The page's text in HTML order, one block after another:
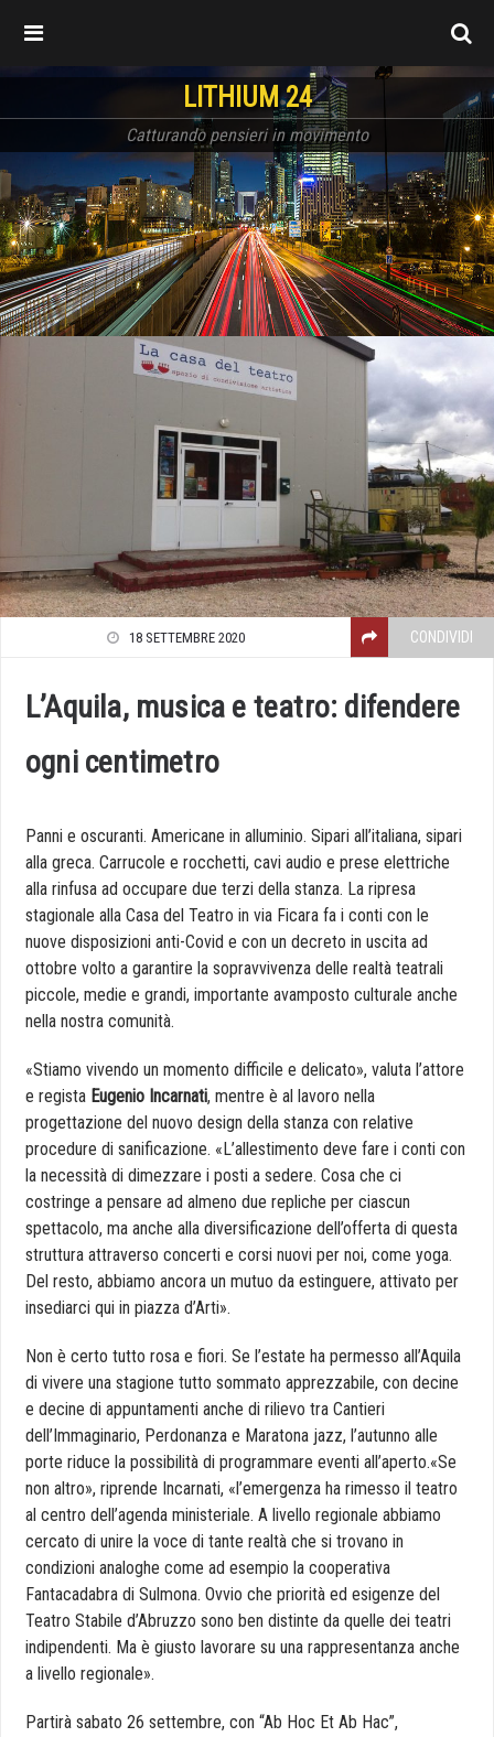
LITHIUM 24
Catturando pensieri in movimento
18 SETTEMBRE 2020 CONDIVIDI
L’Aquila, musica e teatro: difendere
ogni centimetro
Panni e oscuranti. Americane in alluminio. Sipari all’italiana, sipari
alla greca. Carrucole e rocchetti, cavi audio e prese elettriche
alla rinfusa ad occupare due terzi della stanza. La ripresa
stagionale alla Casa del Teatro in via Ficara fa i conti con le
nuove disposizioni anti-Covid e con un decreto in uscita ad
ottobre volto a garantire la sopravvivenza delle realtà teatrali
piccole, medie e grandi, importante avamposto culturale anche
nella nostra comunità.
«Stiamo vivendo un momento difficile e delicato», valuta l’attore
e regista Eugenio Incarnati, mentre è al lavoro nella
progettazione del nuovo design della stanza con relative
procedure di sanificazione. «L’allestimento deve fare i conti con
la necessità di dimezzare i posti a sedere. Cosa che ci
costringe a pensare ad almeno due repliche per ciascun
spettacolo, ma anche alla diversificazione dell’offerta di questa
struttura attraverso concerti e corsi nuovi per noi, come yoga.
Del resto, abbiamo ancora un mutuo da estinguere, attivato per
insediarci qui in piazza d’Arti».
Non è certo tutto rosa e fiori. Se l’estate ha permesso all’Aquila
di vivere una stagione tutto sommato apprezzabile, con decine
e decine di appuntamenti anche di rilievo tra Cantieri
dell’Immaginario, Perdonanza e Maratona jazz, l’autunno alle
porte riduce la possibilità di programmare eventi all’aperto.«Se
non altro», riprende Incarnati, «l’emergenza ha rimesso il teatro
al centro dell’agenda ministeriale. A livello regionale abbiamo
cercato di unire la voce di tante realtà che si trovano in
condizioni analoghe come ad esempio la cooperativa
Fantacadabra di Sulmona. Ovvio che priorità ed esigenze del
Teatro Stabile d’Abruzzo sono ben distinte da quelle dei teatri
indipendenti. Ma è giusto lavorare su una rappresentanza anche
a livello regionale».
Partirà sabato 26 settembre, con “Ab Hoc Et Ab Hac”,